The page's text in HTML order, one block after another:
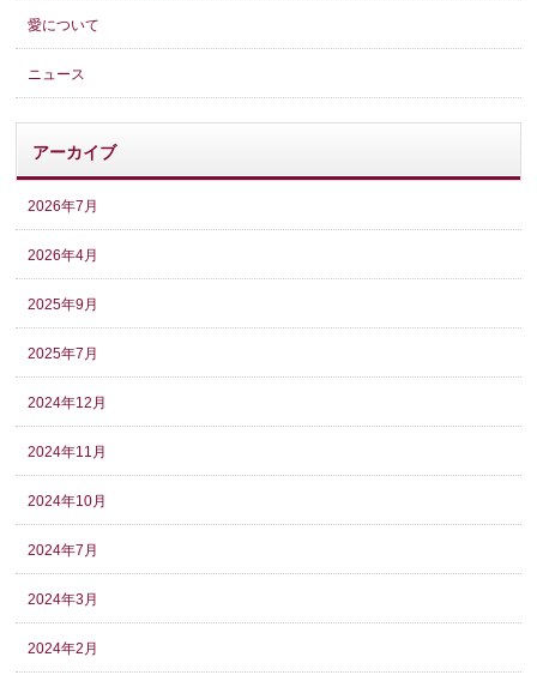
愛について
ニュース
アーカイブ
2026年7月
2026年4月
2025年9月
2025年7月
2024年12月
2024年11月
2024年10月
2024年7月
2024年3月
2024年2月